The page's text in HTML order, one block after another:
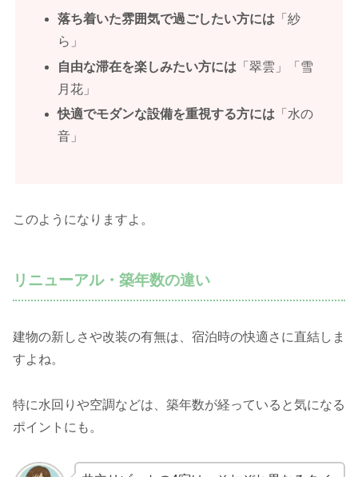
落ち着いた雰囲気で過ごしたい方には 「紗
ら」
自由な滞在を楽しみたい方には 「翠雲」「雪
月花」
快適でモダンな設備を重視する方には 「水の
音」
このようになりますよ。
リニューアル・築年数の違い
建物の新しさや改装の有無は、宿泊時の快適さに直結しま
すよね。
特に水回りや空調などは、築年数が経っていると気になる
ポイントにも。